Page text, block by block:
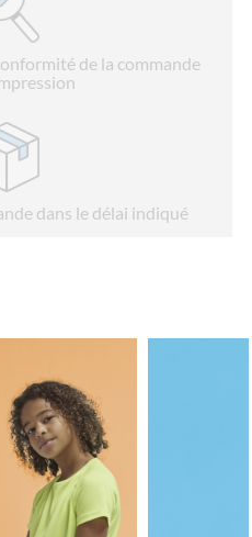
de la commande
dans le délai indiqué